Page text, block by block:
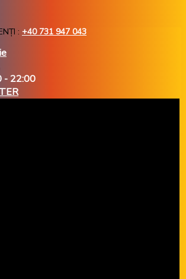
: +40 731 947 043
- 22:00